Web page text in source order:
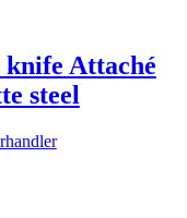
knife Attaché
steel